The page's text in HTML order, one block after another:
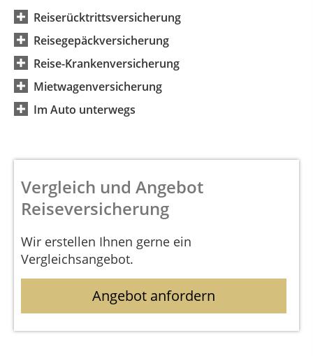
Reiserücktrittsversicherung
Reisegepäckversicherung
Reise-Krankenversicherung
Mietwagenversicherung
Im Auto unterwegs
Vergleich und Angebot
Reiseversicherung
Wir erstellen Ihnen gerne ein
Vergleichsangebot.
Angebot anfordern